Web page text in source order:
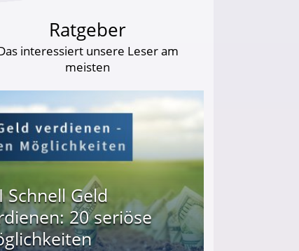
Ratgeber
interessiert unsere Leser am
meisten
Geld
20 seriöse